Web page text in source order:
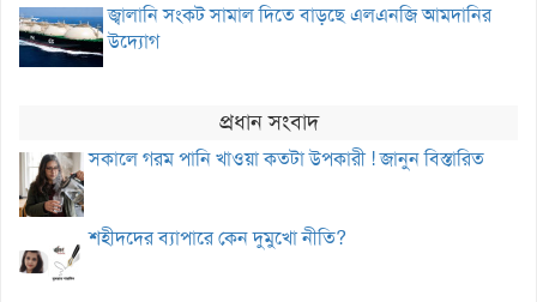
জ্বালানি সংকট সামাল দিতে বাড়ছে এলএনজি আমদানির
উদ্যোগ
প্রধান সংবাদ
সকালে গরম পানি খাওয়া কতটা উপকারী ! জানুন বিস্তারিত
শহীদদের ব্যাপারে কেন দুমুখো নীতি?